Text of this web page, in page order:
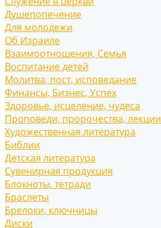
Душепопечение
Для молодежи
Об Израиле
Взаимоотношения, Cемья
Воспитание детей
Молитва, пост, исповедание
Финансы, Бизнес, Успех
Здоровье, исцеление, чудеса
Проповеди, пророчества, лекции
Художественная литература
Библии
Детская литература
Сувенирная продукция
Блокноты, тетради
Браслеты
Брелоки, ключницы
Диски